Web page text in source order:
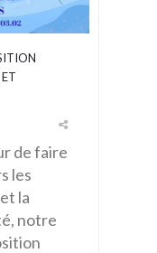
de faire
les
la
notre